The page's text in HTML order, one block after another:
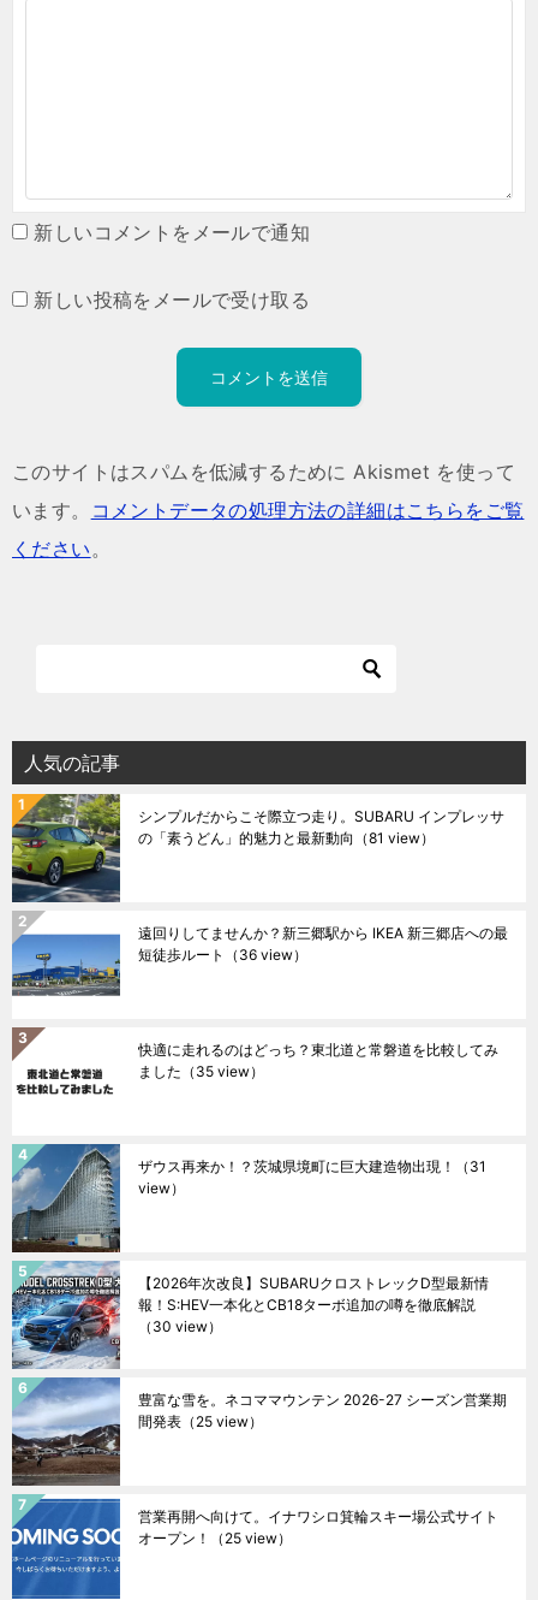
新しいコメントをメールで通知
新しい投稿をメールで受け取る
このサイトはスパムを低減するために Akismet を使って
います。
コメントデータの処理方法の詳細はこちらをご覧
ください。
人気の記事
シンプルだからこそ際立つ走り。SUBARU インプレッサ
の「素うどん」的魅力と最新動向 （81 view）
遠回りしてませんか？新三郷駅から IKEA 新三郷店への最
短徒歩ルート
（36 view）
快適に走れるのはどっち？東北道と常磐道を比較してみ
ました （35 view）
ザウス再来か！？茨城県境町に巨大建造物出現！
（31
view）
【2026年次改良】SUBARUクロストレックD型最新情
報！S:HEV一本化とCB18ターボ追加の噂を徹底解説
（30 view）
豊富な雪を。ネコママウンテン 2026-27 シーズン営業期
間発表 （25 view）
営業再開へ向けて。イナワシロ箕輪スキー場公式サイト
オープン！
（25 view）